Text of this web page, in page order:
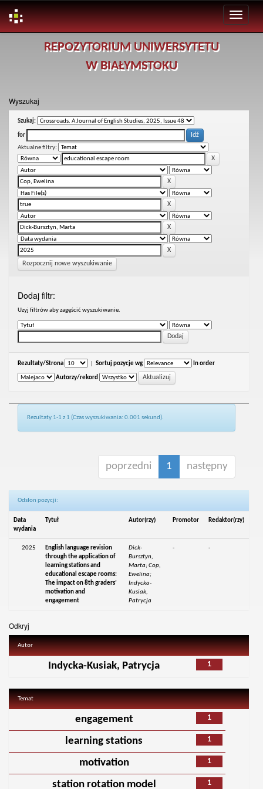
REPOZYTORIUM UNIWERSYTETU
W BIAŁYMSTOKU
Wyszukaj
Szukaj:
for
Aktualne filtry:
Rozpocznij nowe wyszukiwanie
Dodaj filtr:
Uzyj filtrów aby zagęścić wyszukiwanie.
Rezultaty/Strona Sortuj pozycje wg In order
Autorzy/rekord
Rezultaty 1-1 z 1 (Czas wyszukiwania: 0.001 sekund).
poprzedni 1 następny
Odsłon pozycji:
Data
wydania
Tytuł Autor(rzy) Promotor Redaktor(rzy)
2025
English language revision
through the application of
learning stations and
educational escape rooms:
The impact on 8th graders’
motivation and
engagement
Dick-
Bursztyn,
Marta; Cop,
Ewelina;
Indycka-
Kusiak,
Patrycja
- -
Odkryj
Autor
1
Indycka-Kusiak, Patrycja
Temat
1
engagement
1
learning stations
1
motivation
1
station rotation model